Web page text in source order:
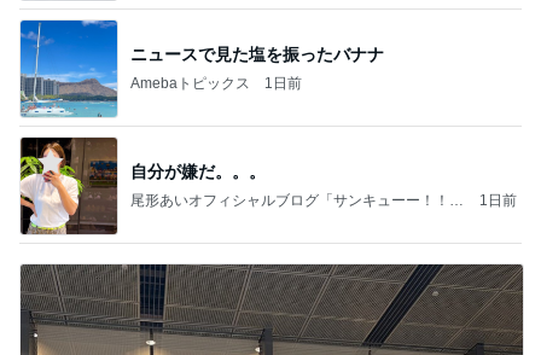
ニュースで見た塩を振ったバナナ
Amebaトピックス 1日前
自分が嫌だ。。。
尾形あいオフィシャルブログ「サンキューー！！尾
1日前